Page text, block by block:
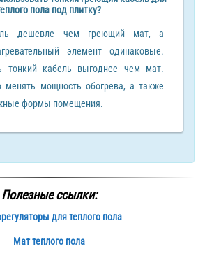
пола под плитку?
дешевле чем греющий мат, а
элемент одинаковые.
тонкий кабель выгоднее чем мат.
мощность обогрева, а также
формы помещения.
Полезные ссылки:
для теплого пола
Мат теплого пола